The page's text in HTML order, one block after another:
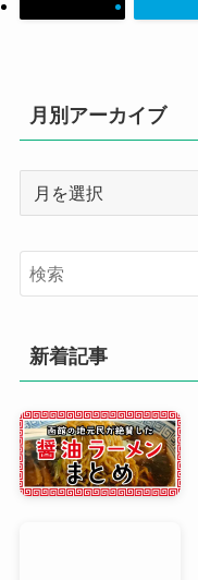
月別アーカイブ
ー
カ
ブ
新着記事